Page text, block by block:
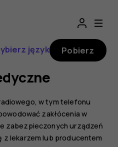
język Pobierz
w tym telefonu
zakłócenia w
zabezpieczonych urządzeń
lekarzem lub producentem